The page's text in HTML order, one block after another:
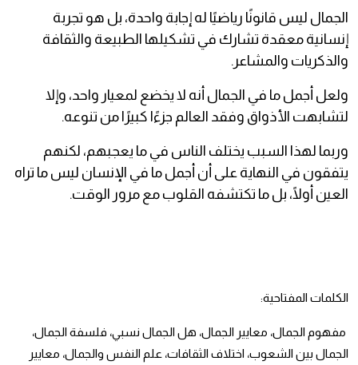
الجمال ليس قانونًا رياضيًا له إجابة واحدة، بل هو تجربة
إنسانية معقدة تشارك في تشكيلها الطبيعة والثقافة
والذكريات والمشاعر.
ولعل أجمل ما في الجمال أنه لا يخضع لمعيار واحد، وإلا
لتشابهت الأذواق وفقد العالم جزءًا كبيرًا من تنوعه.
وربما لهذا السبب يختلف الناس في ما يعجبهم، لكنهم
يتفقون في النهاية على أن أجمل ما في الإنسان ليس ما تراه
العين أولًا، بل ما تكتشفه القلوب مع مرور الوقت.
الكلمات المفتاحية:
مفهوم الجمال، معايير الجمال، هل الجمال نسبي، فلسفة الجمال،
الجمال بين الشعوب، اختلاف الثقافات، علم النفس والجمال، معايير